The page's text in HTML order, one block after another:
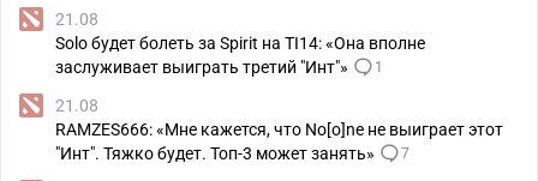
21.08
Solo будет болеть за Spirit на TI14: «Она вполне
заслуживает выиграть третий "Инт"»
1
21.08
RAMZES666: «Мне кажется, что No[o]ne не выиграет этот
"Инт". Тяжко будет. Топ-3 может занять»
7